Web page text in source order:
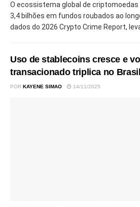
O ecossistema global de criptomoedas
3,4 bilhões em fundos roubados ao
dados do 2026 Crypto Crime Report,
Uso de stablecoins cresce e
transacionado triplica no
POR KAYENE SIMAO 14/11/2025